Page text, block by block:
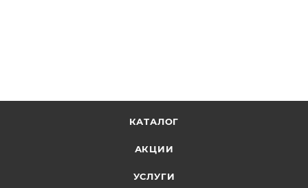
КАТАЛОГ
АКЦИИ
УСЛУГИ